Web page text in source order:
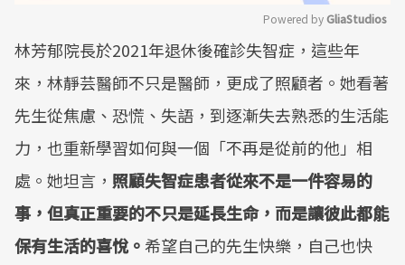
Mute
Powered by GliaStudios
林芳郁院長於2021年退休後確診失智症，這些年
來，林靜芸醫師不只是醫師，更成了照顧者。她看著
先生從焦慮、恐慌、失語，到逐漸失去熟悉的生活能
力，也重新學習如何與一個「不再是從前的他」相
處。她坦言， 照顧失智症患者從來不是一件容易的
事，但真正重要的不只是延長生命，而是讓彼此都能
保有生活的喜悅。希望自己的先生快樂，自己也快